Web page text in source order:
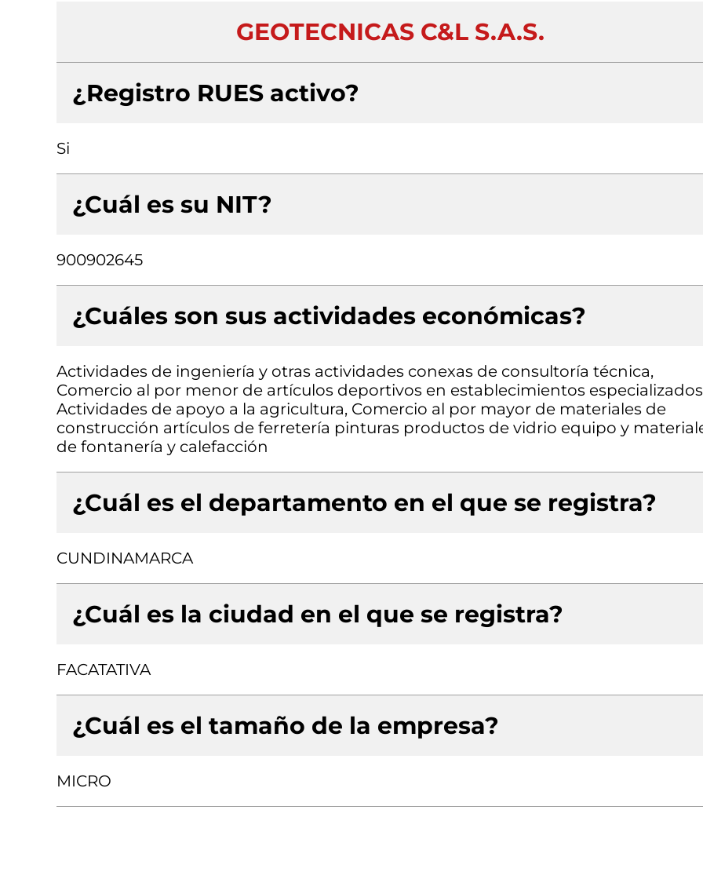
GEOTECNICAS C&L S.A.S.
¿Registro RUES activo?
Si
¿Cuál es su NIT?
900902645
¿Cuáles son sus actividades económicas?
Actividades de ingeniería y otras actividades conexas de consultoría técnica,
Comercio al por menor de artículos deportivos en establecimientos
Actividades de apoyo a la agricultura, Comercio al por mayor de materiales de
construcción artículos de ferretería pinturas productos de vidrio equipo y
de fontanería y calefacción
¿Cuál es el departamento en el que se registra?
CUNDINAMARCA
¿Cuál es la ciudad en el que se registra?
FACATATIVA
¿Cuál es el tamaño de la empresa?
MICRO